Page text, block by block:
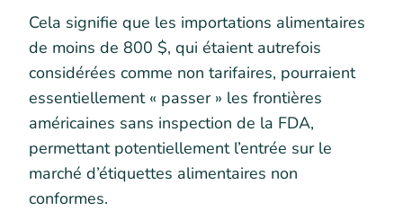
Cela signifie que les importations alimentaires
de moins de 800 $, qui étaient autrefois
considérées comme non tarifaires, pourraient
essentiellement « passer » les frontières
américaines sans inspection de la FDA,
permettant potentiellement l’entrée sur le
marché d’étiquettes alimentaires non
conformes.